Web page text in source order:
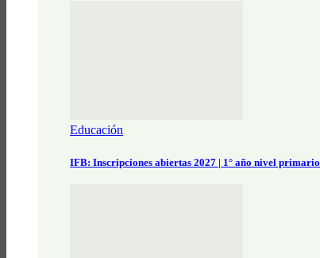
Educación
IFB: Inscripciones abiertas 2027 | 1° año nivel primario